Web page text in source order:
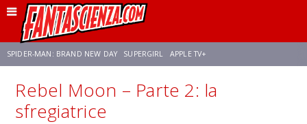
SPIDER-MAN: BRAND NEW DAY SUPERGIRL APPLE TV+
FRANCO RICCIARDIELLO ZENDAYA STAR TREK AVENGERS: DOOMSDAY
Rebel Moon – Parte 2: la
sfregiatrice